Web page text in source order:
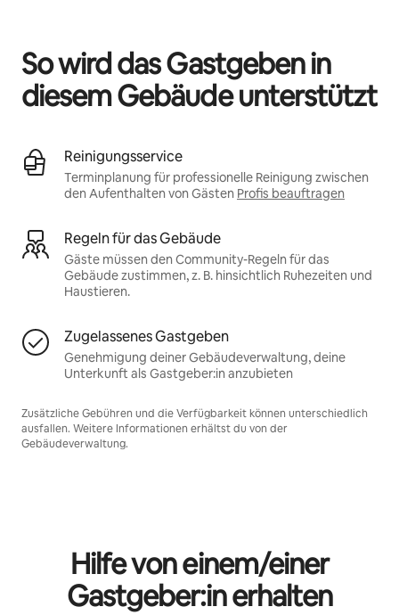
So wird das Gastgeben in
diesem Gebäude unterstützt
Reinigungsservice
Terminplanung für professionelle Reinigung zwischen
den Aufenthalten von Gästen Profis beauftragen
Regeln für das Gebäude
Gäste müssen den Community-Regeln für das
Gebäude zustimmen, z. B. hinsichtlich Ruhezeiten und
Haustieren.
Zugelassenes Gastgeben
Genehmigung deiner Gebäudeverwaltung, deine
Unterkunft als Gastgeber:in anzubieten
Zusätzliche Gebühren und die Verfügbarkeit können unterschiedlich
ausfallen. Weitere Informationen erhältst du von der
Gebäudeverwaltung.
Hilfe von einem/einer
Gastgeber:in erhalten